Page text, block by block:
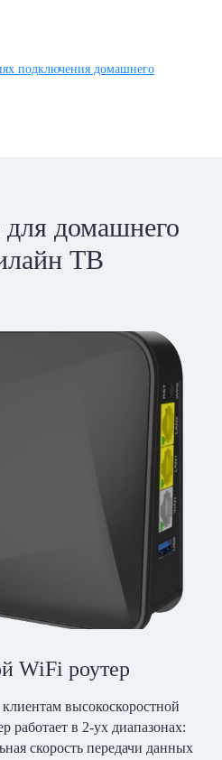
подключения домашнего
домашнего
ТВ
WiFi роутер
высокоскоростной
работает в 2-ух диапазонах:
скорость передачи данных